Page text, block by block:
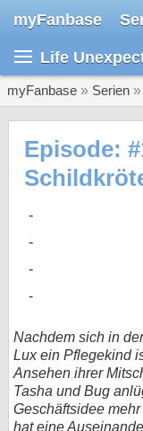
myFanbase
Life
myFanbase » Serien »
Episode:
Nachdem sich in
Lux ein Pflegekind
Ansehen ihrer
Tasha und Bug
Geschäftsidee
hat eine